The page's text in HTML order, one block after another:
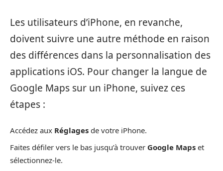
Les utilisateurs d’iPhone, en revanche,
doivent suivre une autre méthode en raison
des différences dans la personnalisation des
applications iOS. Pour changer la langue de
Google Maps sur un iPhone, suivez ces
étapes :
Accédez aux Réglages de votre iPhone.
Faites défiler vers le bas jusqu’à trouver Google Maps et
sélectionnez-le.